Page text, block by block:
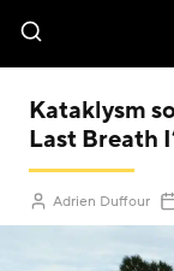
Kataklysm
Last Breath
Adrien Duffour